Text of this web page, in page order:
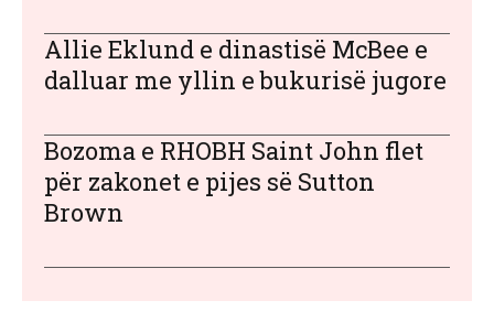
Allie Eklund e dinastisë McBee e
dalluar me yllin e bukurisë jugore
Bozoma e RHOBH Saint John flet
për zakonet e pijes së Sutton
Brown